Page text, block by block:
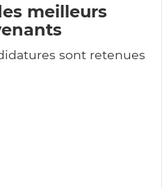
meilleurs
sont retenues